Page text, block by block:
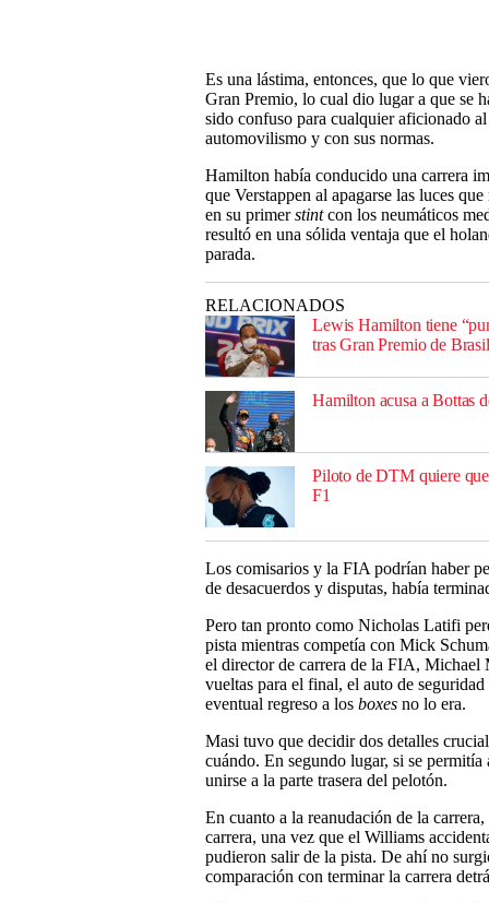
Es una lástima, entonces, que lo que
Gran Premio, lo cual dio lugar a que se
sido confuso para cualquier aficionado
automovilismo y con sus normas.
Hamilton había conducido una carrera
que Verstappen al apagarse las luces
en su primerstintcon los neumáticos
resultó en una sólida ventaja que el
parada.
RELACIONADOS
Lewis Hamilton tiene
tras Gran Premio de Brasil
Hamilton acusa a Bottas
Piloto de DTM quiere
F1
Los comisarios y la FIA podrían haber
de desacuerdos y disputas, había
Pero tan pronto como Nicholas Latifi
pista mientras competía con Mick
el director de carrera de la FIA, Michael
vueltas para el final, el auto de
eventual regreso a los boxes no lo era.
Masi tuvo que decidir dos detalles
cuándo. En segundo lugar, si se
unirse a la parte trasera del pelotón.
En cuanto a la reanudación de la
carrera, una vez que el Williams
pudieron salir de la pista. De ahí no
comparación con terminar la carrera